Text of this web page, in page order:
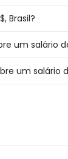
Brasil?
um salário
um salário